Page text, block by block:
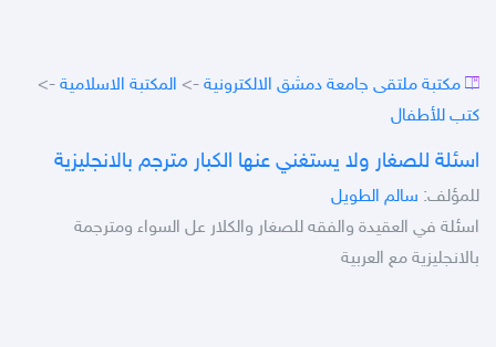
مكتبة ملتقى جامعة دمشق الالكترونية -> المكتبة الاسلامية ->
كتب للأطفال
اسئلة للصغار ولا يستغني عنها الكبار مترجم بالانجليزية
للمؤلف: سالم الطويل
اسئلة في العقيدة والفقه للصغار والكلار عل السواء ومترجمة
بالانجليزية مع العربية